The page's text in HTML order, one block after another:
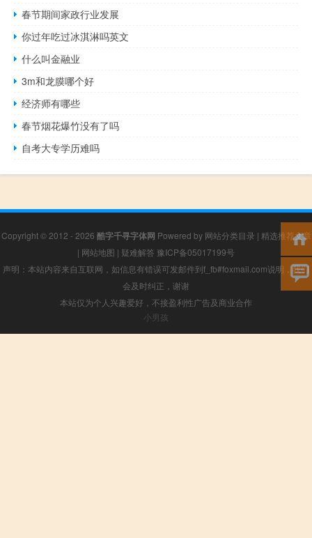
春节期间家政行业发展
你过年吃过冰淇淋吗英文
什么叫金融业
3m和龙膜哪个好
经济师有哪些
春节烟花爆竹没有了吗
自考大专学历难吗
Copyright © 2012 - 2026 酷字千寻字体网 Powered by 网站分类目录 | 精选推荐文章
| 网站地图 | 疑难解答 豫ICP备05017199号
声明：本站内容来自互联网，如信息有错误可发邮件到f_fb#foxmail.com说明，我们
会及时纠正，谢谢
本站仅为个人兴趣爱好，不接盈利性广告及商业合作
小男孩